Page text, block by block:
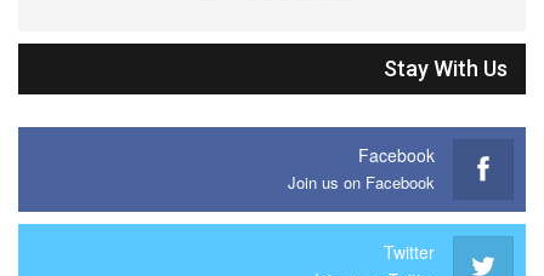
Stay With Us
Facebook
Join us on Facebook
Twitter